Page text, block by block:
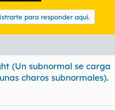
para responder aquí.
(Un subnormal se carga
charos subnormales).